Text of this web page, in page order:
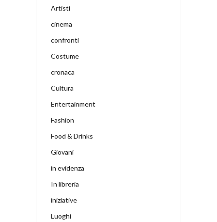
Artisti
cinema
confronti
Costume
cronaca
Cultura
Entertainment
Fashion
Food & Drinks
Giovani
in evidenza
In libreria
iniziative
Luoghi